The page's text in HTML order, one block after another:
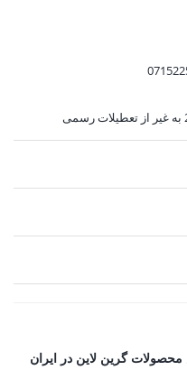
گرین لاین در ایران